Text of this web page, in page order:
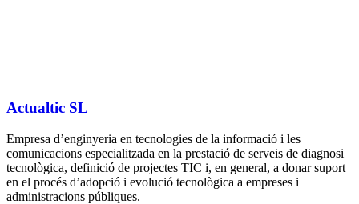
Actualtic SL
​Empresa d’enginyeria en tecnologies de la informació i les
comunicacions especialitzada en la prestació de serveis de diagnosi
tecnològica, definició de projectes TIC i, en general, a donar suport
en el procés d’adopció i evolució tecnològica a empreses i
administracions públiques.